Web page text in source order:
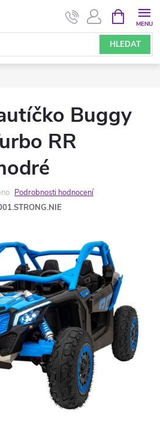
HLEDAT
NÁKUPNÍ
KOŠÍK
Buggy
RR
Podrobnosti hodnocení